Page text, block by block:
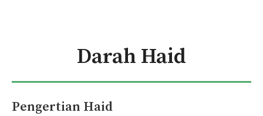
Darah Haid
Pengertian Haid